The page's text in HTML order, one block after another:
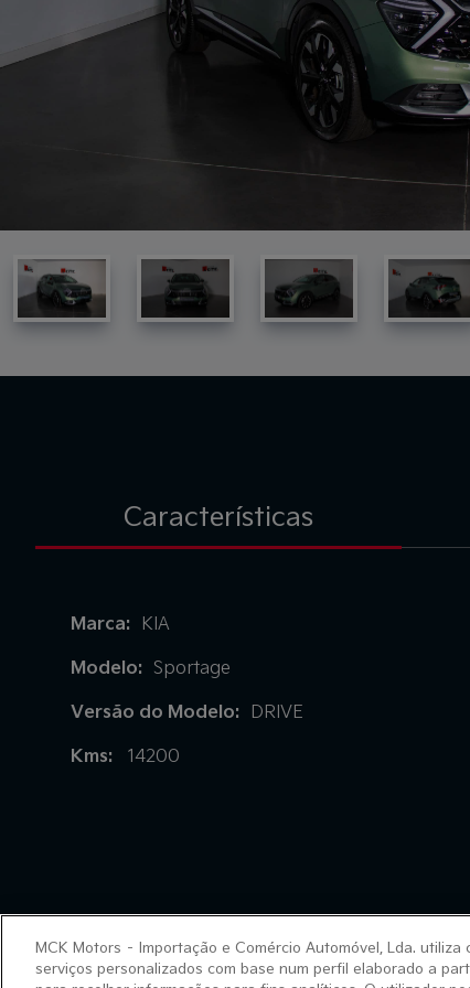
Características
Marca: KIA
Modelo: Sportage
Versão do Modelo: DRIVE
Kms: 14200
MCK Motors – Importação e Comércio Automóvel, Lda.
serviços personalizados com base num perfil elaborado a